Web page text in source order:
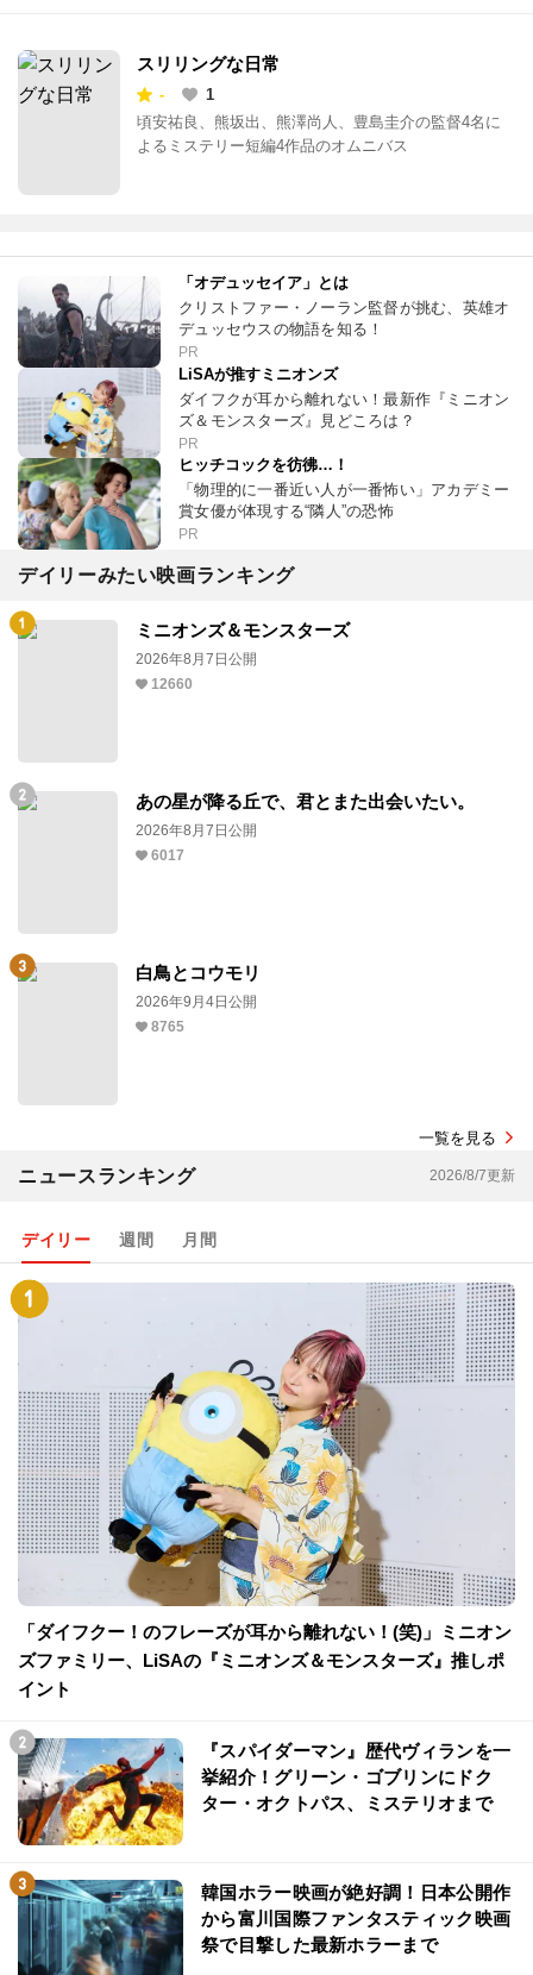
スリリングな日常
-
1
頃安祐良、熊坂出、熊澤尚人、豊島圭介の監督4名に
よるミステリー短編4作品のオムニバス
「オデュッセイア」とは
クリストファー・ノーラン監督が挑む、英雄オ
デュッセウスの物語を知る！
PR
LiSAが推すミニオンズ
ダイフクが耳から離れない！最新作『ミニオン
ズ＆モンスターズ』見どころは？
PR
ヒッチコックを彷彿…！
「物理的に一番近い人が一番怖い」アカデミー
賞女優が体現する“隣人”の恐怖
PR
デイリーみたい映画ランキング
ミニオンズ＆モンスターズ
2026年8月7日公開
12660
あの星が降る丘で、君とまた出会いたい。
2026年8月7日公開
6017
白鳥とコウモリ
2026年9月4日公開
8765
一覧を見る
ニュースランキング 2026/8/7更新
デイリー 週間 月間
「ダイフクー！のフレーズが耳から離れない！(笑)」ミニオン
ズファミリー、LiSAの『ミニオンズ＆モンスターズ』推しポ
イント
『スパイダーマン』歴代ヴィランを一
挙紹介！グリーン・ゴブリンにドク
ター・オクトパス、ミステリオまで
韓国ホラー映画が絶好調！日本公開作
から富川国際ファンタスティック映画
祭で目撃した最新ホラーまで